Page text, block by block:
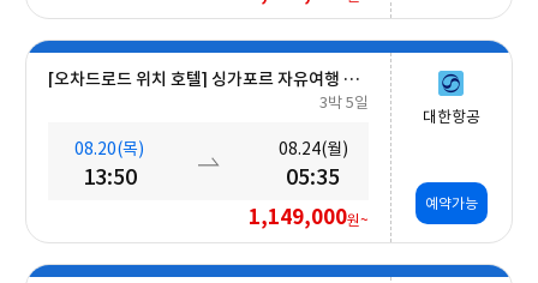
[오차드로드 위치 호텔] 싱가포르 자유여행 5일 #조식포함
3박 5일
08.20(목)
13:50
08.24(월)
05:35
1,149,000원~
대한항공
예약가능